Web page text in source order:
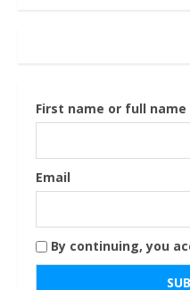
First name or full name
Email
By continuing, you